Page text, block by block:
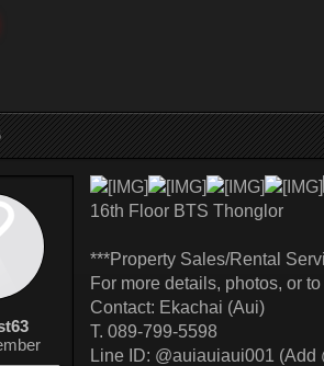
16th Floor BTS Thonglor
***Property Sales/Rental
For more details, photos, or
Contact: Ekachai (Aui)
T. 089-799-5598
Line ID: @auiauiaui001